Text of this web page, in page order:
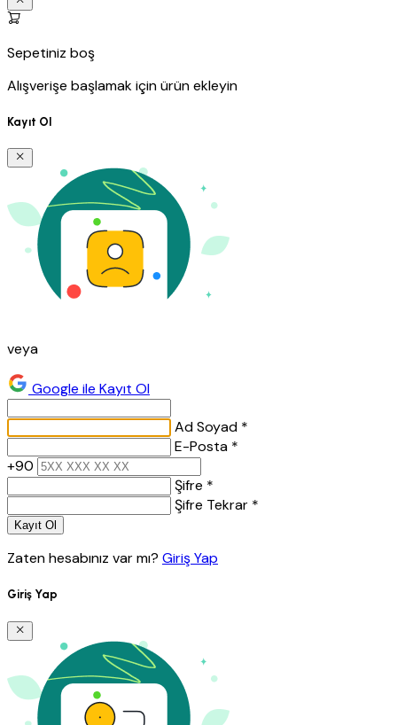
Sepetiniz boş
Alışverişe başlamak için ürün ekleyin
Kayıt Ol
veya
Google ile Kayıt Ol
Ad Soyad *
E-Posta *
+90
Şifre *
Şifre Tekrar *
Kayıt Ol
Zaten hesabınız var mı? Giriş Yap
Giriş Yap